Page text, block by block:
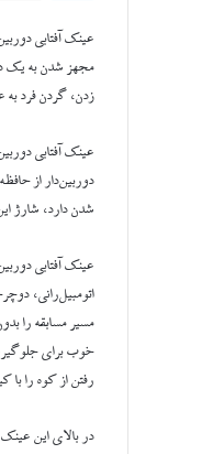
عینک آفتابی
زدن، گردن فرد
شدن دارد، شارژ
عینک آفتابی
اتومبیل‌رانی،
مسیر مسابقه را
خوب برای جلوگیری
رفتن از کوه را
در بالای این